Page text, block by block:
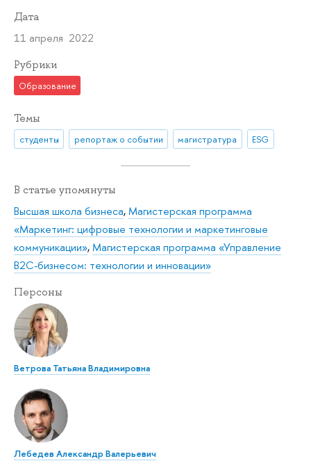
Дата
11 апреля 2022
Рубрики
Образование
Темы
студенты репортаж о событии магистратура ESG
В статье упомянуты
Высшая школа бизнеса,Магистерская программа
«Маркетинг: цифровые технологии и маркетинговые
коммуникации»,Магистерская программа «Управление
B2C-бизнесом: технологии и инновации»
Персоны
Ветрова Татьяна Владимировна
Лебедев Александр Валерьевич